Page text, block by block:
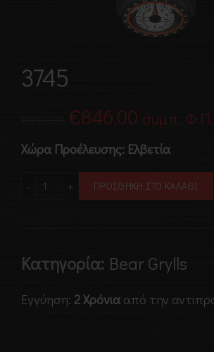
3745
Original
price
was:
€890.00.
€846.00 Η
τρέχουσα
τιμή
είναι:
συμπ.
Χώρα Προέλευσης: Ελβετία
ΠΡΟΣΘΉΚΗ ΣΤΟ ΚΑΛΆΘΙ
Κατηγορία: Bear Grylls
Εγγύηση: 2 Χρόνια από την